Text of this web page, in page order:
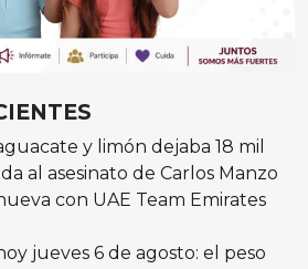
y limón dejaba 18 mil
al asesinato de Carlos Manzo
con UAE Team Emirates
jueves 6 de agosto: el peso